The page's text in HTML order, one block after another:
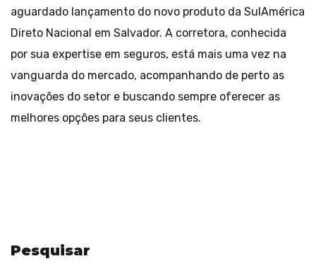
aguardado lançamento do novo produto da SulAmérica
Direto Nacional em Salvador. A corretora, conhecida
por sua expertise em seguros, está mais uma vez na
vanguarda do mercado, acompanhando de perto as
inovações do setor e buscando sempre oferecer as
melhores opções para seus clientes.
Pesquisar